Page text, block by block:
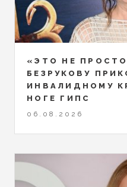
«ЭТО НЕ
БЕЗРУКОВУ
ИНВАЛИДНОМУ
НОГЕ ГИПС
06.08.2026